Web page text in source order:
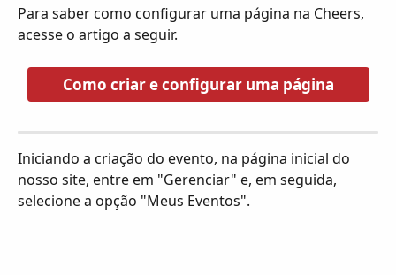
Para saber como configurar uma página na Cheers,
acesse o artigo a seguir.
Como criar e configurar uma página
Iniciando a criação do evento, na página inicial do
nosso site, entre em "Gerenciar" e, em seguida,
selecione a opção "Meus Eventos".